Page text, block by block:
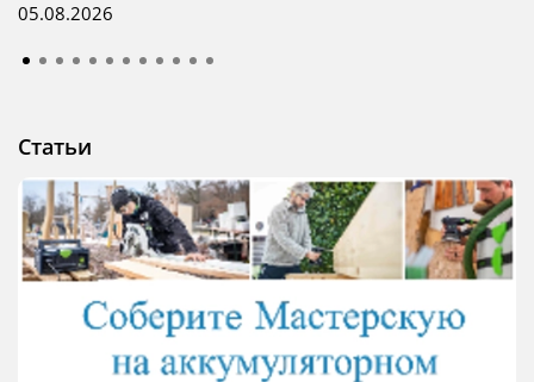
05.08.2026
Статьи